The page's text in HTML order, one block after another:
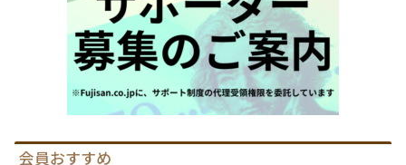
会員おすすめ